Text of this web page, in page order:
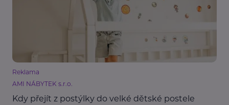
Reklama
AMI NÁBYTEK s.r.o.
Kdy přejít z postýlky do velké dětské postele